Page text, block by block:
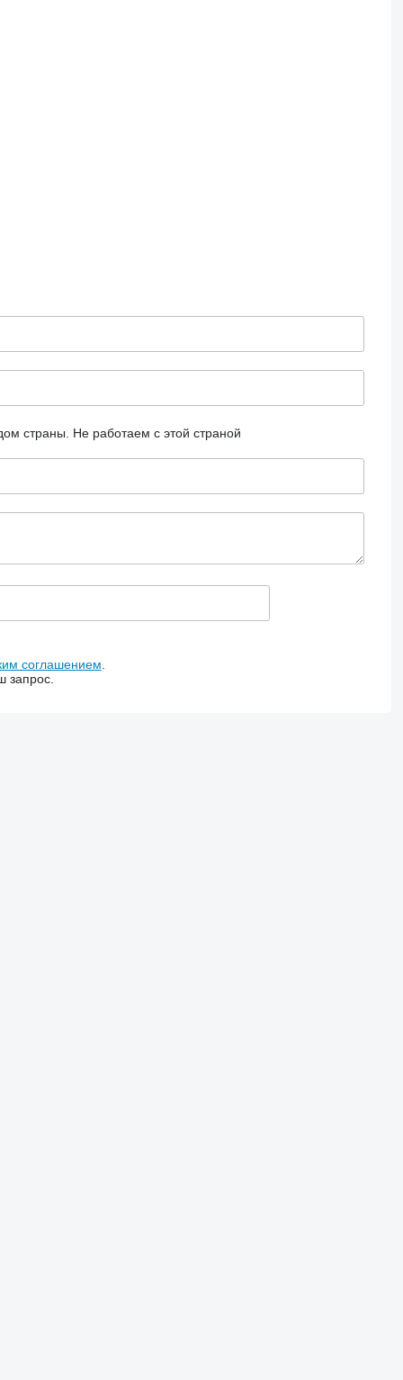
страны. Не работаем с этой страной
соглашением
запрос.